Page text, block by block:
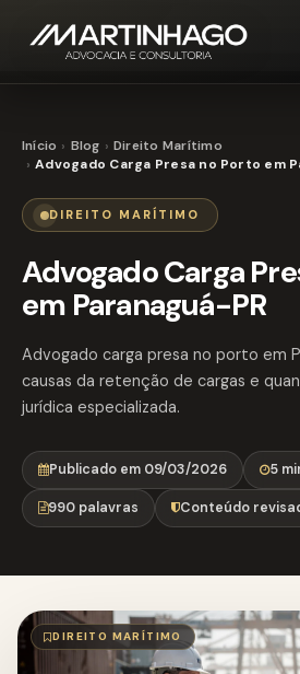
Início Blog
Direito Marítimo
Advogado Carga Presa no Porto em
DIREITO MARÍTIMO
Advogado Carga
em Paranaguá-PR
Advogado carga presa no porto em
causas da retenção de cargas e
jurídica especializada.
Publicado em 09/03/2026 5
990 palavras Conteúdo
DIREITO MARÍTIMO